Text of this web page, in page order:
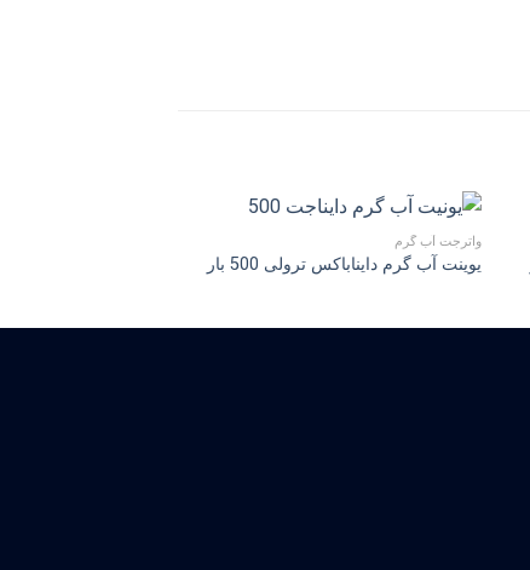
واترجت آب گرم
یوینت آب گرم دایناباکس ترولی 500 بار